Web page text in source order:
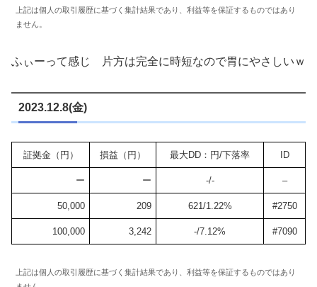
上記は個人の取引履歴に基づく集計結果であり、利益等を保証するものではあり
ません。
ふぃーって感じ 片方は完全に時短なので胃にやさしいｗ
2023.12.8(金)
証拠金（円） 損益（円） 最大DD：円/下落率 ID
ー ー -/- –
50,000 209 621/1.22% #2750
100,000 3,242 -/7.12% #7090
上記は個人の取引履歴に基づく集計結果であり、利益等を保証するものではあり